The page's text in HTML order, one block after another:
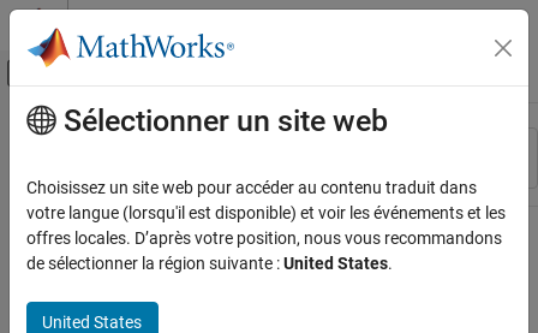
Passer au contenu
Activer/désactiver l'affichage du menu
Ressource
Contenu principal
Sélectionner un site web
Choisissez un site web pour accéder au contenu traduit dans
votre langue (lorsqu'il est disponible) et voir les événements et les
offres locales. D’après votre position, nous vous recommandons
de sélectionner la région suivante :United States.
United States